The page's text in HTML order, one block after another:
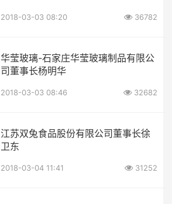
2018-03-03 08:20 36782
华莹玻璃-石家庄华莹玻璃制品有限公
司董事长杨明华
2018-03-03 08:46 32682
江苏双兔食品股份有限公司董事长徐
卫东
2018-03-04 11:41 31252